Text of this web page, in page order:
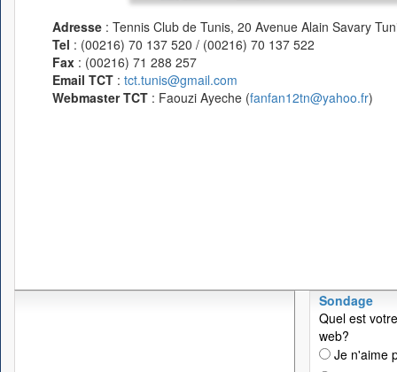
Adresse : Tennis Club de Tunis, 20 Avenue Alain Savary
Tel : (00216) 70 137 520 / (00216) 70 137 522
Fax : (00216) 71 288 257
Email TCT : tct.tunis@gmail.com
Webmaster TCT : Faouzi Ayeche (fanfan12tn@yahoo.fr)
Sondage
Quel est
web?
Je n'aime